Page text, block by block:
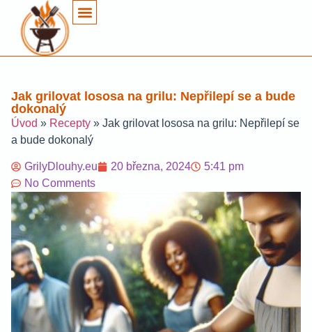
Jak grilovat lososa na grilu: Nepřilepí se a bude
dokonalý
Úvod » Recepty » Jak grilovat lososa na grilu: Nepřilepí se
a bude dokonalý
GrilyDlouhy.eu 20 března, 2024
5:41 pm
No Comments